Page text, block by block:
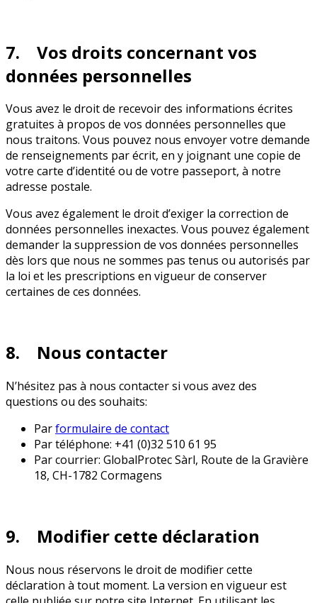
7. Vos droits concernant vos
données personnelles
Vous avez le droit de recevoir des informations écrites
gratuites à propos de vos données personnelles que
nous traitons. Vous pouvez nous envoyer votre demande
de renseignements par écrit, en y joignant une copie de
votre carte d’identité ou de votre passeport, à notre
adresse postale.
Vous avez également le droit d’exiger la correction de
données personnelles inexactes. Vous pouvez également
demander la suppression de vos données personnelles
dès lors que nous ne sommes pas tenus ou autorisés par
la loi et les prescriptions en vigueur de conserver
certaines de ces données.
8. Nous contacter
N’hésitez pas à nous contacter si vous avez des
questions ou des souhaits:
Parformulaire de contact
Par téléphone: +41 (0)32 510 61 95
Par courrier: GlobalProtec Sàrl, Route de la Gravière
18, CH-1782 Cormagens
9. Modifier cette déclaration
Nous nous réservons le droit de modifier cette
déclaration à tout moment. La version en vigueur est